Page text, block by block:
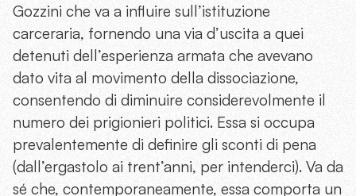
Gozzini che va a influire sull’istituzione
carceraria, fornendo una via d’uscita a quei
detenuti dell’esperienza armata che avevano
dato vita al movimento della dissociazione,
consentendo di diminuire considerevolmente il
numero dei prigionieri politici. Essa si occupa
prevalentemente di definire gli sconti di pena
(dall’ergastolo ai trent’anni, per intenderci). Va da
sé che, contemporaneamente, essa comporta un